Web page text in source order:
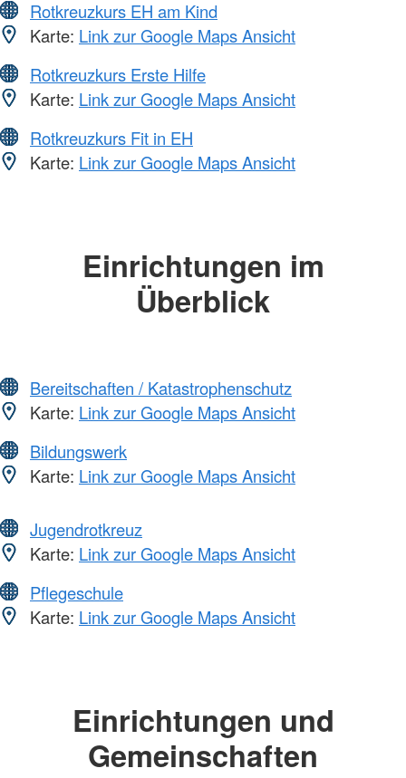
Rotkreuzkurs EH am Kind
Karte: Link zur Google Maps Ansicht
Rotkreuzkurs Erste Hilfe
Karte: Link zur Google Maps Ansicht
Rotkreuzkurs Fit in EH
Karte: Link zur Google Maps Ansicht
Einrichtungen im
Überblick
Bereitschaften / Katastrophenschutz
Karte: Link zur Google Maps Ansicht
Bildungswerk
Karte: Link zur Google Maps Ansicht
Jugendrotkreuz
Karte: Link zur Google Maps Ansicht
Pflegeschule
Karte: Link zur Google Maps Ansicht
Einrichtungen und
Gemeinschaften